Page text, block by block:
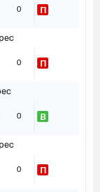
0 П
0 П
0 В
0 П